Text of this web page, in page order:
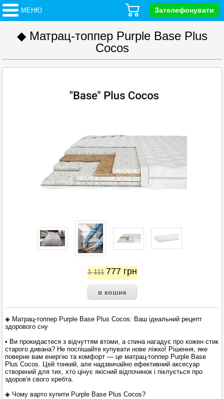
МЕНЮ Зателефонувати
◆ Матрац-топпер Purple Base Plus
Cocos
1 111 777 грн
◈ Матрац-топпер Purple Base Plus Cocos: Ваш ідеальний рецепт
здорового сну
• Ви прокидаєтеся з відчуттям втоми, а спина нагадує про кожен стик
старого дивана? Не поспішайте купувати нове ліжко! Рішення, яке
поверне вам енергію та комфорт — це матрац-топпер Purple Base
Plus Cocos. Цей тонкий, але надзвичайно ефективний аксесуар
створений для тих, хто цінує якісний відпочинок і піклується про
здоров'я свого хребта.
◈ Чому варто купити Purple Base Plus Cocos?